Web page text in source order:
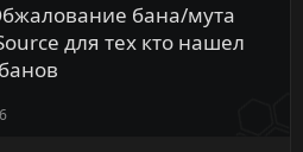
бана/мута
для тех кто нашел